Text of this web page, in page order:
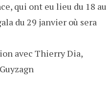
qui ont eu lieu du 18 au
du 29 janvier où sera
avec Thierry Dia,